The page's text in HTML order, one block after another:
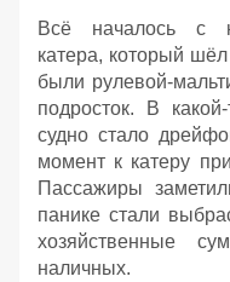
Всё началось с
катера, который
были
подросток. В
судно стало
момент к катеру
Пассажиры
панике стали
хозяйственные
наличных.